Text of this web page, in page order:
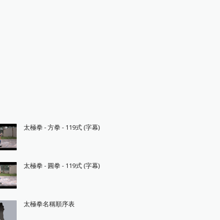
太極拳 - 方拳 - 119式 (字幕)
太極拳 - 圓拳 - 119式 (字幕)
太極拳名稱順序表